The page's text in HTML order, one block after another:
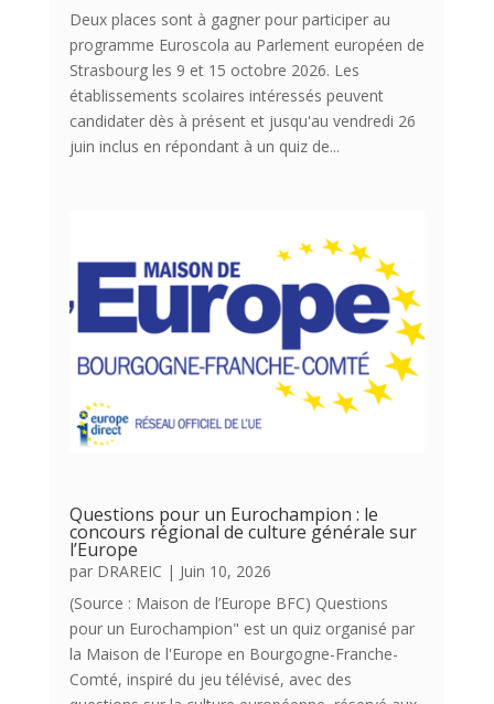
Deux places sont à gagner pour participer au
programme Euroscola au Parlement européen de
Strasbourg les 9 et 15 octobre 2026. Les
établissements scolaires intéressés peuvent
candidater dès à présent et jusqu'au vendredi 26
juin inclus en répondant à un quiz de...
Questions pour un Eurochampion : le
concours régional de culture générale sur
l’Europe
par DRAREIC | Juin 10, 2026
(Source : Maison de l’Europe BFC) Questions
pour un Eurochampion" est un quiz organisé par
la Maison de l'Europe en Bourgogne-Franche-
Comté, inspiré du jeu télévisé, avec des